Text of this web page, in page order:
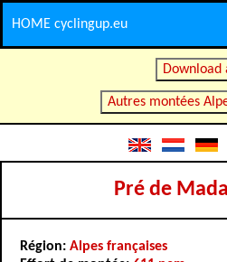
HOME cyclingup.eu
Download
Autres montées
Pré de
Région: Alpes françaises